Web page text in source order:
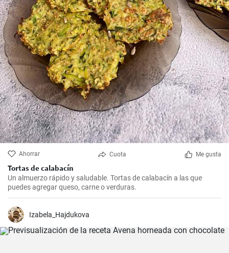
Ahorrar Cuota Me gusta
Tortas de calabacín
Un almuerzo rápido y saludable. Tortas de calabacín a las que
puedes agregar queso, carne o verduras.
Izabela_Hajdukova